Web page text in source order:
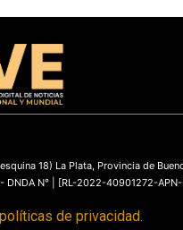
18) La Plata, Provincia de
N° | [RL-2022-40901272-
de privacidad.